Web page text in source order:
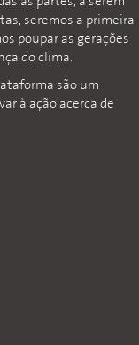
seremos a primeira
poupar as gerações
do clima.
são um
à ação acerca de